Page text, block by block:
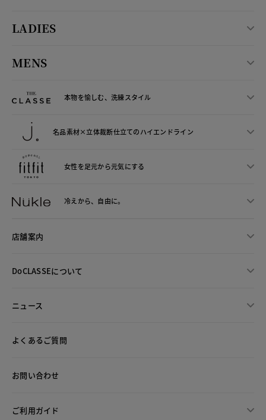
LADIES
MENS
本物を愉しむ、洗練スタイル
名品素材×立体裁断仕立てのハイエンドライン
女性を足元から元気にする
冷えから、 自由に。
店舗案内
DoCLASSEについて
ニュース
よくあるご質問
お問い合わせ
ご利用ガイド